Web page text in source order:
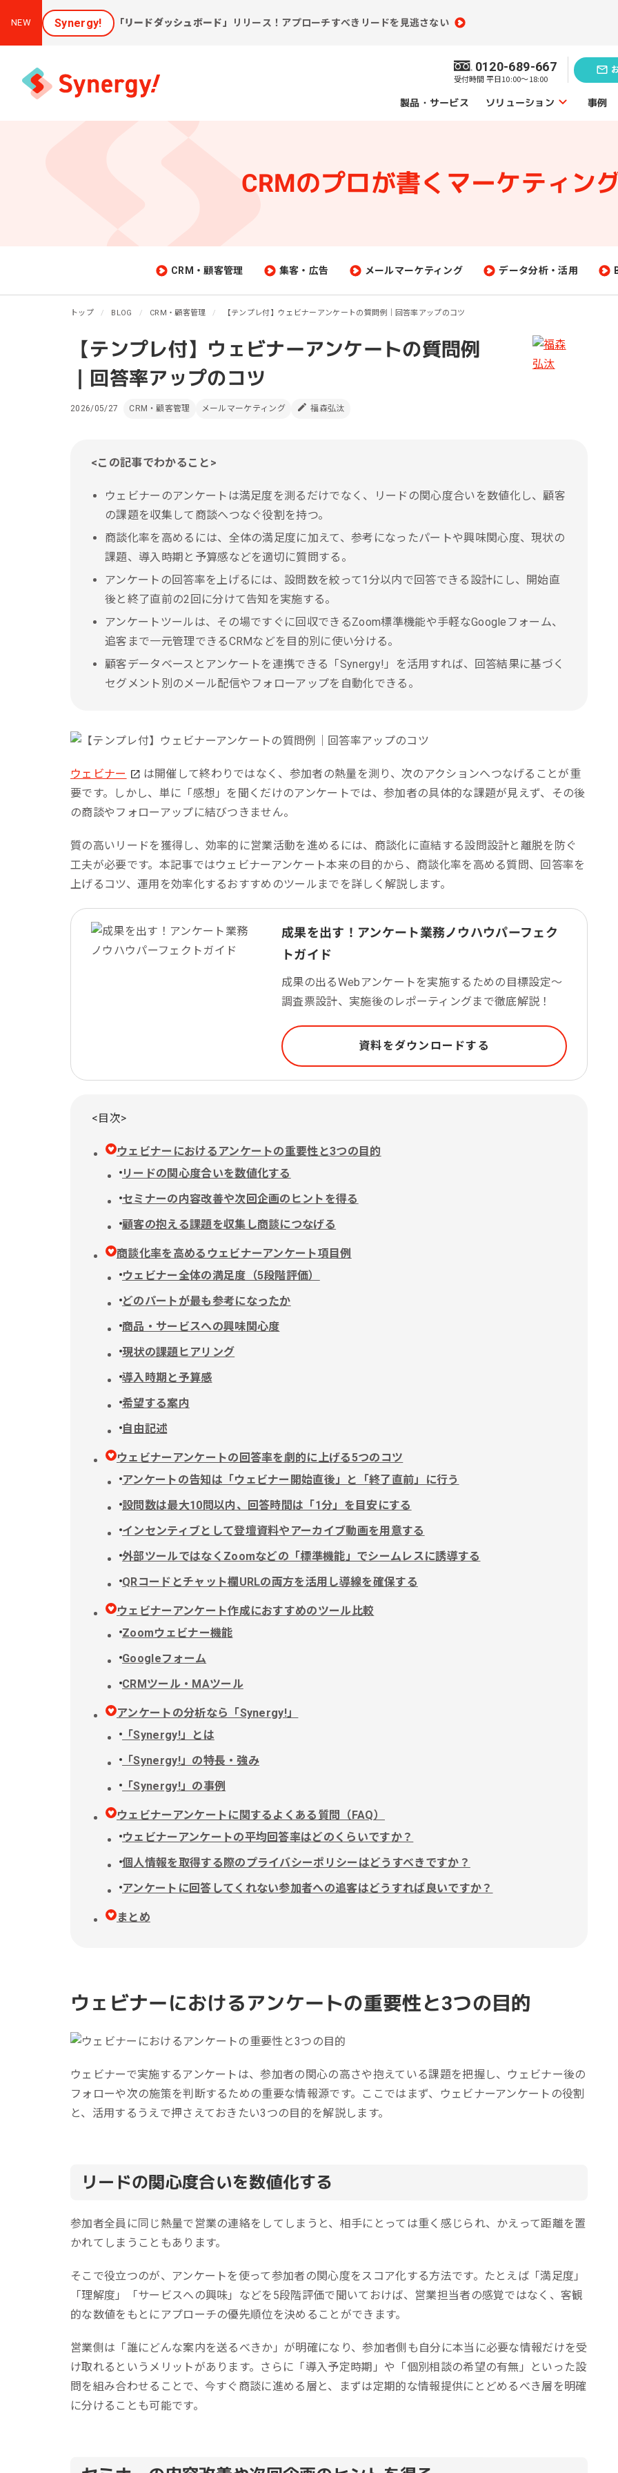
NEW Synergy! 「リードダッシュボード」 リリース！アプローチすべきリードを見逃さない
0120-689-667
受付時間 平日10:00～18:00
製品・サービス ソリューション
見込み顧客に買ってほしい
リピーターを増やしたい
優良顧客との関係を強めたい
[休眠顧客掘り起こしソリューション]
課題発見のソリューション
メール効果測定
集客効果分析
業務効率化のソリュー
広告運用代行
Webサイト制作
事例
CRMのプロが書く マーケティン
CRM・顧客管理 集客・広告 メールマーケティング データ分析・活用
トップ BLOG CRM・顧客管理 【テンプレ付】ウェビナーアンケートの質問例｜回答率アップのコツ
【テンプレ付】ウェビナーアンケートの質問例
｜回答率アップのコツ
2026/05/27 CRM・顧客管理 メールマーケティング 福森弘汰
<この記事でわかること>
ウェビナーのアンケートは満足度を測るだけでなく、リードの関心度合いを数値化し、顧客
の課題を収集して商談へつなぐ役割を持つ。
商談化率を高めるには、全体の満足度に加えて、参考になったパートや興味関心度、現状の
課題、導入時期と予算感などを適切に質問する。
アンケートの回答率を上げるには、設問数を絞って1分以内で回答できる設計にし、開始直
後と終了直前の2回に分けて告知を実施する。
アンケートツールは、その場ですぐに回収できるZoom標準機能や手軽なGoogleフォーム、
追客まで一元管理できるCRMなどを目的別に使い分ける。
顧客データベースとアンケートを連携できる「Synergy!」を活用すれば、回答結果に基づく
セグメント別のメール配信やフォローアップを自動化できる。
ウェビナー
は開催して終わりではなく、参加者の熱量を測り、次のアクションへつなげることが重
要です。しかし、単に「感想」を聞くだけのアンケートでは、参加者の具体的な課題が見えず、その後
の商談やフォローアップに結びつきません。
質の高いリードを獲得し、効率的に営業活動を進めるには、商談化に直結する設問設計と離脱を防ぐ
工夫が必要です。本記事ではウェビナーアンケート本来の目的から、商談化率を高める質問、回答率を
上げるコツ、運用を効率化するおすすめのツールまでを詳しく解説します。
成果を出す！アンケート業務ノウハウパーフェク
トガイド
成果の出るWebアンケートを実施するための目標設定～
調査票設計、実施後のレポーティングまで徹底解説！
資料をダウンロードする
<目次>
ウェビナーにおけるアンケートの重要性と3つの目的
リードの関心度合いを数値化する
セミナーの内容改善や次回企画のヒントを得る
顧客の抱える課題を収集し商談につなげる
商談化率を高めるウェビナーアンケート項目例
ウェビナー全体の満足度（5段階評価）
どのパートが最も参考になったか
商品・サービスへの興味関心度
現状の課題ヒアリング
導入時期と予算感
希望する案内
自由記述
ウェビナーアンケートの回答率を劇的に上げる5つのコツ
アンケートの告知は「ウェビナー開始直後」と「終了直前」に行う
設問数は最大10問以内、回答時間は「1分」を目安にする
インセンティブとして登壇資料やアーカイブ動画を用意する
外部ツールではなくZoomなどの「標準機能」でシームレスに誘導する
QRコードとチャット欄URLの両方を活用し導線を確保する
ウェビナーアンケート作成におすすめのツール比較
Zoomウェビナー機能
Googleフォーム
CRMツール・MAツール
アンケートの分析なら「Synergy!」
「Synergy!」とは
「Synergy!」の特長・強み
「Synergy!」の事例
ウェビナーアンケートに関するよくある質問（FAQ）
ウェビナーアンケートの平均回答率はどのくらいですか？
個人情報を取得する際のプライバシーポリシーはどうすべきですか？
アンケートに回答してくれない参加者への追客はどうすれば良いですか？
まとめ
ウェビナーにおけるアンケートの重要性と3つの目的
ウェビナーで実施するアンケートは、参加者の関心の高さや抱えている課題を把握し、ウェビナー後の
フォローや次の施策を判断するための重要な情報源です。ここではまず、ウェビナーアンケートの役割
と、活用するうえで押さえておきたい3つの目的を解説します。
リードの関心度合いを数値化する
参加者全員に同じ熱量で営業の連絡をしてしまうと、相手にとっては重く感じられ、かえって距離を置
かれてしまうこともあります。
そこで役立つのが、アンケートを使って参加者の関心度をスコア化する方法です。たとえば「満足度」
「理解度」「サービスへの興味」などを5段階評価で聞いておけば、営業担当者の感覚ではなく、客観
的な数値をもとにアプローチの優先順位を決めることができます。
営業側は「誰にどんな案内を送るべきか」が明確になり、参加者側も自分に本当に必要な情報だけを受
け取れるというメリットがあります。さらに「導入予定時期」や「個別相談の希望の有無」といった設
問を組み合わせることで、今すぐ商談に進める層と、まずは定期的な情報提供にとどめるべき層を明確
に分けることも可能です。